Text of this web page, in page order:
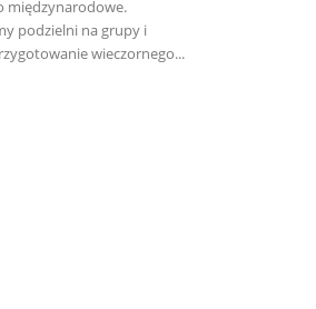
międzynarodowe.
podzielni na grupy i
wieczornego...